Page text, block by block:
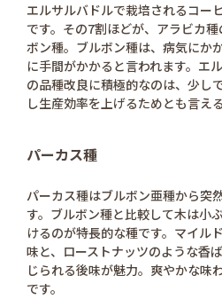
エルサルバドルで栽培されるコー
です。その7割ほどが、アラビカ
ボン種。ブルボン種は、病気にか
に手間がかかると言われます。エ
の品種改良に積極的なのは、少し
し生産効率を上げるためとも言え
パーカス種
パーカス種はブルボン亜種から突
す。ブルボン種と比較して木は小
けるのが特長的な種です。マイル
味と、ローストナッツのような香
じられる後味が魅力。爽やかな味
です。